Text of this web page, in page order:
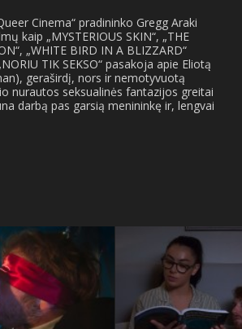
Cinema“ pradininko Gregg Araki
kaip „MYSTERIOUS SKIN“, „THE
„WHITE BIRD IN A BLIZZARD“
TIK SEKSO“ pasakoja apie Eliotą
geraširdį, nors ir nemotyvuotą
nurautos seksualinės fantazijos greitai
darbą pas garsią menininkę ir, lengvai